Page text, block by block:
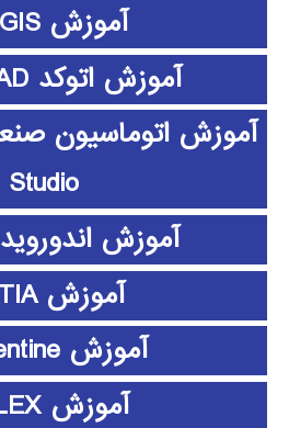
آموزش ArcGIS
آموزش اتوکد AUTOCAD
Studio
آموزش اندوروید android
آموزش CATIA
آموزش clementine
آموزش CPLEX